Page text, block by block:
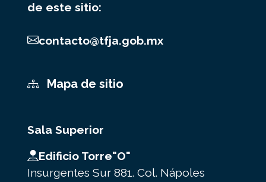
de este sitio:
contacto@tfja.gob.mx
Mapa de sitio
Sala Superior
Edificio Torre"O"
Insurgentes Sur 881. Col. Nápoles